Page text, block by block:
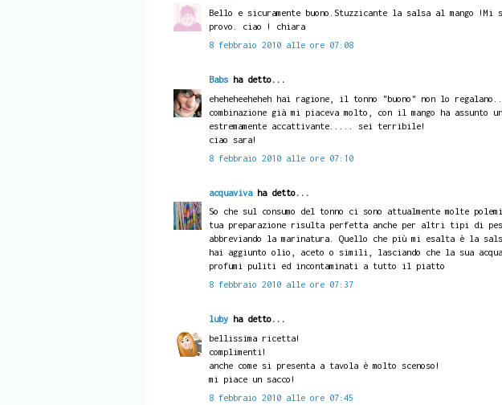
Bello e sicuramente buono.Stuzzicante la salsa al mango !Mi
provo. ciao ! chiara
8 febbraio 2010 alle ore 07:08
Babsha detto...
eheheheeheheh hai ragione, il tonno "buono" non lo
combinazione già mi piaceva molto, con il mango ha assunto
estremamente accattivante..... sei terribile!
ciao sara!
8 febbraio 2010 alle ore 07:10
acquavivaha detto...
So che sul consumo del tonno ci sono attualmente molte
tua preparazione risulta perfetta anche per altri tipi di
abbreviando la marinatura. Quello che più mi esalta è la
hai aggiunto olio, aceto o simili, lasciando che la sua
profumi puliti ed incontaminati a tutto il piatto
8 febbraio 2010 alle ore 07:37
lubyha detto...
bellissima ricetta!
complimenti!
anche come si presenta a tavola è molto scenoso!
mi piace un sacco!
8 febbraio 2010 alle ore 07:45